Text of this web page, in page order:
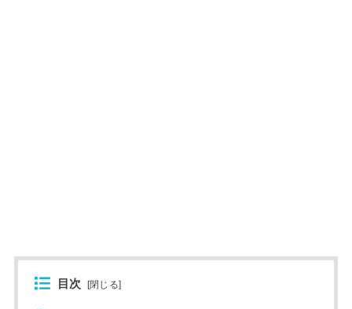
目次 [閉じる]